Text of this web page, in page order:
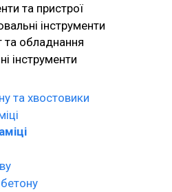
та пристрої
інструменти
та обладнання
інструменти
та хвостовики
бетону